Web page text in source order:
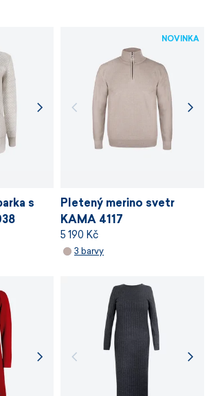
s
Pletený merino svetr
KAMA 4117
5 190 Kč
3 barvy
NOVINKA